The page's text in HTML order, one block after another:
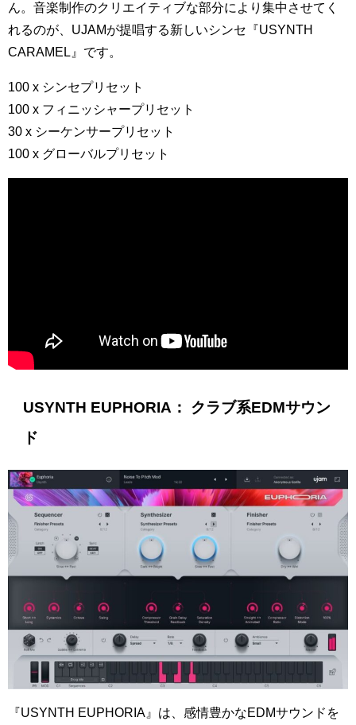
ん。音楽制作のクリエイティブな部分により集中させてく
れるのが、UJAMが提唱する新しいシンセ『USYNTH
CARAMEL』です。
100 x シンセプリセット
100 x フィニッシャープリセット
30 x シーケンサープリセット
100 x グローバルプリセット
USYNTH EUPHORIA： クラブ系EDMサウン
ド
『USYNTH EUPHORIA』は、感情豊かなEDMサウンドを